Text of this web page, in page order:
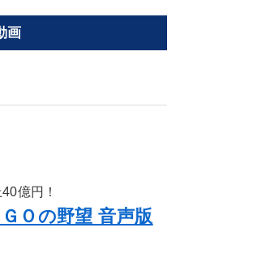
画
億円！
Ｏの野望 音声版